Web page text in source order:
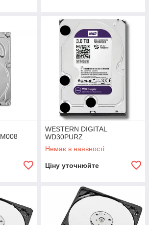
WESTERN DIGITAL
WD30PURZ
Немає в наявності
Ціну уточнюйте